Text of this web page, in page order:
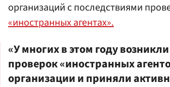
организаций с последствиями
«иностранных агентах».
«У многих в этом году
проверок «иностранных
организации и приняли